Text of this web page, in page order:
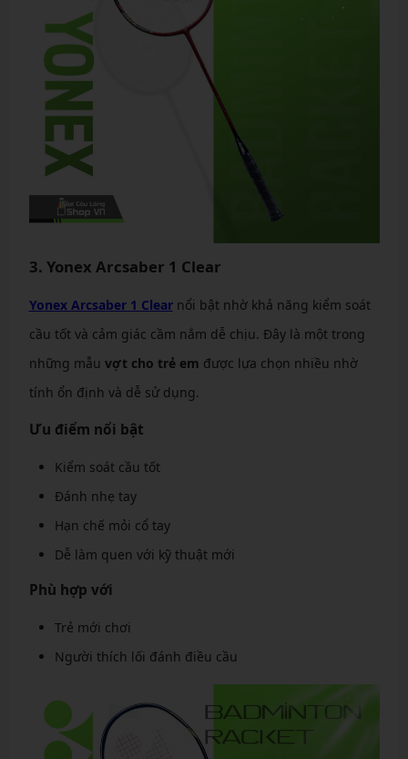
3. Yonex Arcsaber 1 Clear
Yonex Arcsaber 1 Clearnổi bật nhờ khả năng kiểm soát
cầu tốt và cảm giác cầm nắm dễ chịu. Đây là một trong
những mẫu vợt cho trẻ em được lựa chọn nhiều nhờ
tính ổn định và dễ sử dụng.
Ưu điểm nổi bật
Kiểm soát cầu tốt
Đánh nhẹ tay
Hạn chế mỏi cổ tay
Dễ làm quen với kỹ thuật mới
Phù hợp với
Trẻ mới chơi
Người thích lối đánh điều cầu